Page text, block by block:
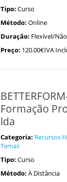
Tipo: Curso
Método: Online
Duração: Flexível/
Preço: 120.00€IVA
Formação
lda
Categoria: Recursos
Temas
Tipo: Curso
Método: À Distância